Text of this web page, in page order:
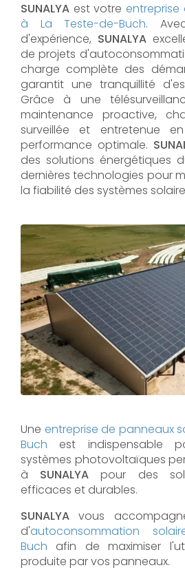
SUNALYA est votre entreprise
à La Teste-de-Buch.
d'expérience, SUNALYA
de projets
charge complète des
garantit une tranquillité
Grâce à une
maintenance proactive,
surveillée et entretenue
performance optimale.
des solutions énergétiques
dernières technologies pour
la fiabilité des systèmes
Une entreprise de panneaux
Buch est indispensable
systèmes photovoltaïques
à SUNALYA pour des
efficaces et durables.
SUNALYA vous
d'autoconsommation
Buch afin de maximiser
produite par vos panneaux.